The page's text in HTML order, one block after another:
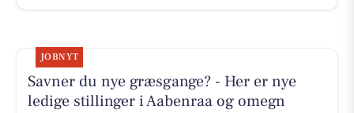
JOBNYT
Savner du nye græsgange? - Her er nye
ledige stillinger i Aabenraa og omegn